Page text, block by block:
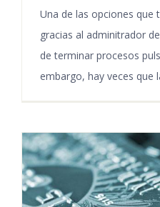
Una de las opciones que
gracias al adminitrador
de terminar procesos
embargo, hay veces que